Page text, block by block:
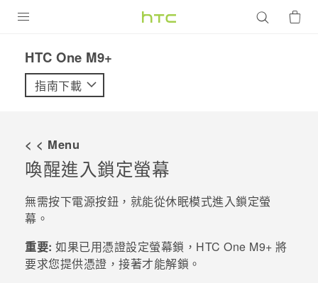
VIVE
配件
優惠專區
焦點訊息
銷售門市
HTC One M9+‎
指南下載
< < Menu
喚醒進入鎖定螢幕
無需按下電源按鈕，就能從休眠模式進入鎖定螢
幕。
重要: 如果已用憑證設定螢幕鎖， HTC One M9+ 將
要求您提供憑證，接著才能解鎖。